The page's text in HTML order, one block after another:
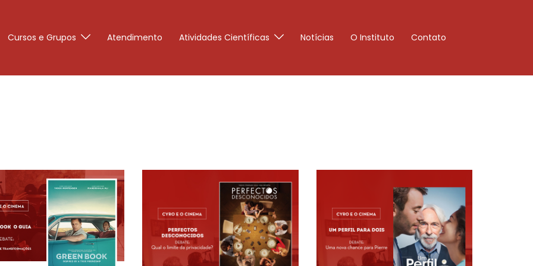
Cursos e Grupos Atendimento Atividades Científicas Notícias O Instituto Contato